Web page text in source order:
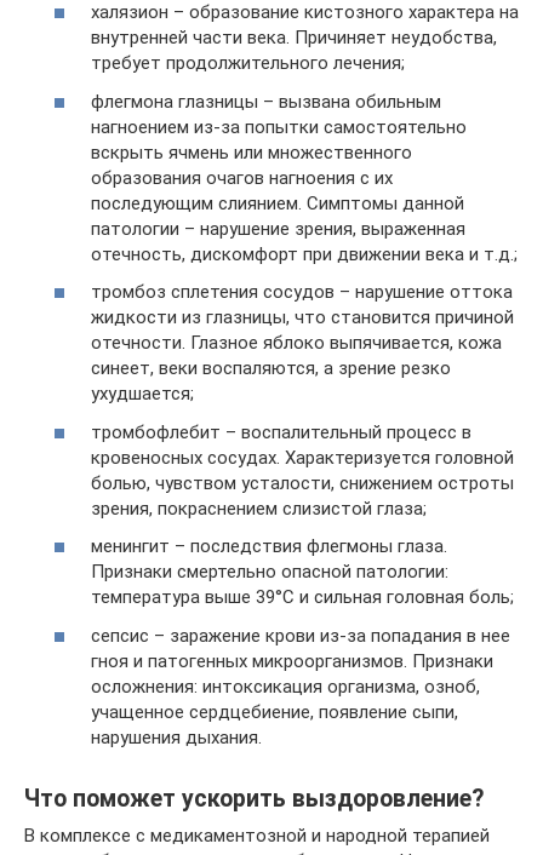
халязион – образование кистозного характера на
внутренней части века. Причиняет неудобства,
требует продолжительного лечения;
флегмона глазницы – вызвана обильным
нагноением из-за попытки самостоятельно
вскрыть ячмень или множественного
образования очагов нагноения с их
последующим слиянием. Симптомы данной
патологии – нарушение зрения, выраженная
отечность, дискомфорт при движении века и т.д.;
тромбоз сплетения сосудов – нарушение оттока
жидкости из глазницы, что становится причиной
отечности. Глазное яблоко выпячивается, кожа
синеет, веки воспаляются, а зрение резко
ухудшается;
тромбофлебит – воспалительный процесс в
кровеносных сосудах. Характеризуется головной
болью, чувством усталости, снижением остроты
зрения, покраснением слизистой глаза;
менингит – последствия флегмоны глаза.
Признаки смертельно опасной патологии:
температура выше 39°С и сильная головная боль;
сепсис – заражение крови из-за попадания в нее
гноя и патогенных микроорганизмов. Признаки
осложнения: интоксикация организма, озноб,
учащенное сердцебиение, появление сыпи,
нарушения дыхания.
Что поможет ускорить выздоровление?
В комплексе с медикаментозной и народной терапией